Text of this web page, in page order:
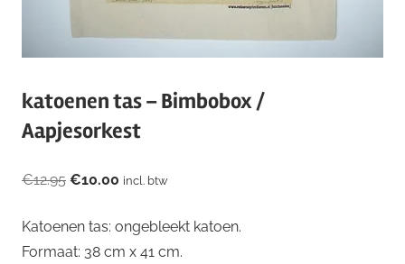
katoenen tas – Bimbobox /
Aapjesorkest
€12.95 Oorspronkelijke
was:
€12.95.
€10.00 Huidige
is:
€10.00.
incl. btw
Katoenen tas: ongebleekt katoen.
Formaat: 38 cm x 41 cm.